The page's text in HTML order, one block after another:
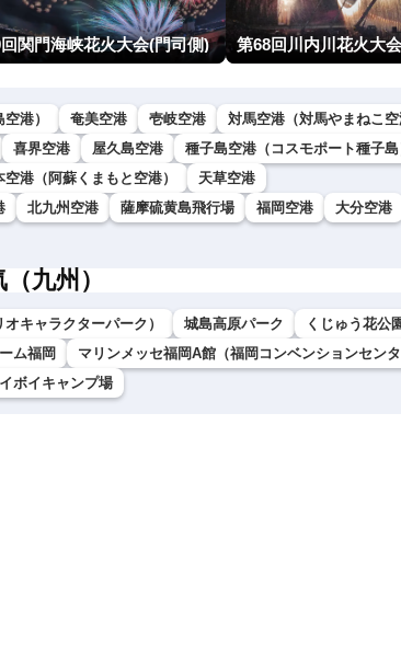
関門海峡花火大会(門司側) 第68回川内川花火大
港） 奄美空港 壱岐空港
対馬空港（対馬やまねこ空
喜界空港 屋久島空港
種子島空港（コスモポート種子島
空港（阿蘇くまもと空港）
天草空港
北九州空港 薩摩硫黄島飛行場 福岡空港
大分空港
九州）
キャラクターパーク） 城島高原パーク
くじゅう花公
ム福岡
マリンメッセ福岡A館（福岡コンベンションセンタ
ボイキャンプ場